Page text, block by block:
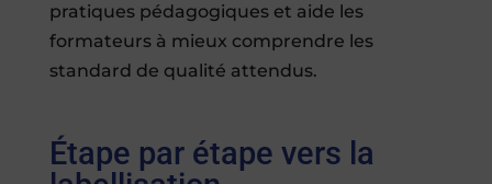
pratiques pédagogiques et aide les
formateurs à mieux comprendre les
standard de qualité attendus.
Étape par étape vers la